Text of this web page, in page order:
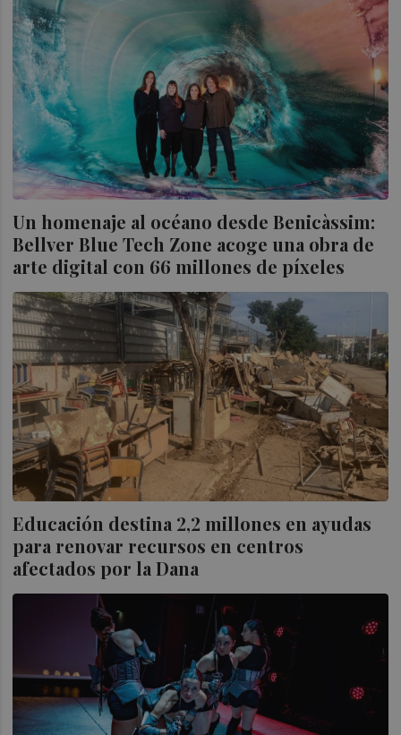
Un homenaje al océano desde Benicàssim:
Bellver Blue Tech Zone acoge una obra de
arte digital con 66 millones de píxeles
Educación destina 2,2 millones en ayudas
para renovar recursos en centros
afectados por la Dana